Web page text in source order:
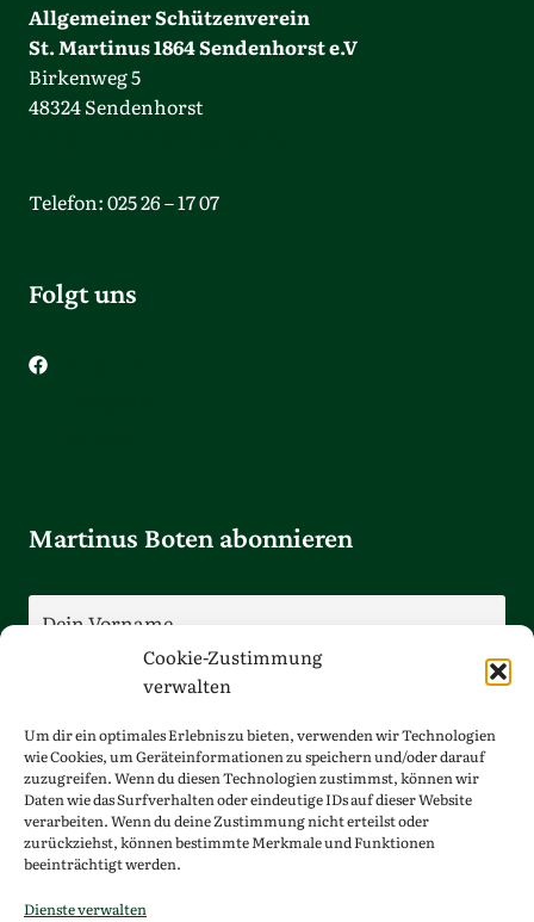
Cookie-Zustimmung
verwalten
Um dir ein optimales Erlebnis zu bieten, verwenden wir Technologien
wie Cookies, um Geräteinformationen zu speichern und/oder darauf
zuzugreifen. Wenn du diesen Technologien zustimmst, können wir
Daten wie das Surfverhalten oder eindeutige IDs auf dieser Website
verarbeiten. Wenn du deine Zustimmung nicht erteilst oder
zurückziehst, können bestimmte Merkmale und Funktionen
beeinträchtigt werden.
Dienste verwalten
Allgemeiner Schützenverein
St. Martinus 1864 Sendenhorst e.V
Birkenweg 5
48324 Sendenhorst
Telefon: 025 26 – 17 07
Folgt uns
Martinus Boten abonnieren
Ich bin mit der Speicherung meiner Daten
einverstanden.